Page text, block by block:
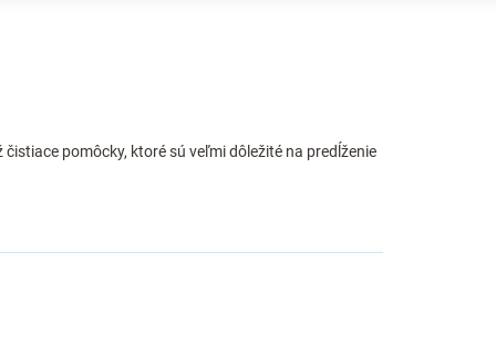
pomôcky, ktoré sú veľmi dôležité na predĺženie